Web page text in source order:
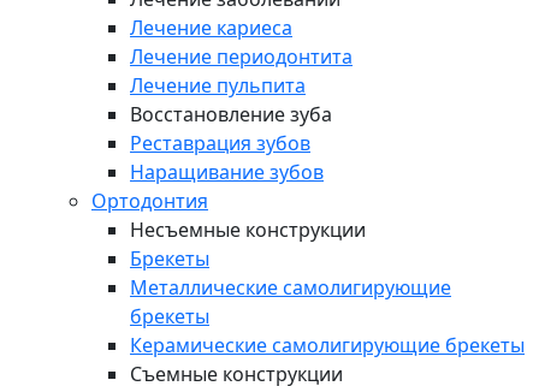
Лечение кариеса
Лечение периодонтита
Лечение пульпита
Восстановление зуба
Реставрация зубов
Наращивание зубов
Ортодонтия
Несъемные конструкции
Брекеты
Металлические самолигирующие
брекеты
Керамические самолигирующие брекеты
Съемные конструкции